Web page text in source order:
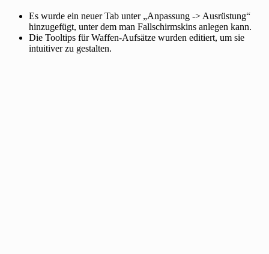
Es wurde ein neuer Tab unter „Anpassung -> Ausrüstung“
hinzugefügt, unter dem man Fallschirmskins anlegen kann.
Die Tooltips für Waffen-Aufsätze wurden editiert, um sie
intuitiver zu gestalten.